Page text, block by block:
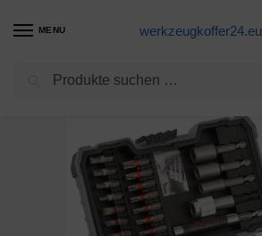
MENU werkzeugkoffer24.eu
Steckschlüsselsatz Produkte